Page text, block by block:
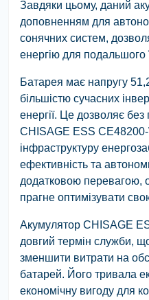
Завдяки цьому, даний
доповненням для
сонячних систем,
енергію для подальшого
Батарея має напругу
більшістю сучасних
енергії. Це дозволяє без
CHISAGE ESS
інфраструктуру
ефективність та
додатковою перевагою,
прагне оптимізувати
Акумулятор CHISAGE
довгий термін служби,
зменшити витрати на
батарей. Його тривала
економічну вигоду для